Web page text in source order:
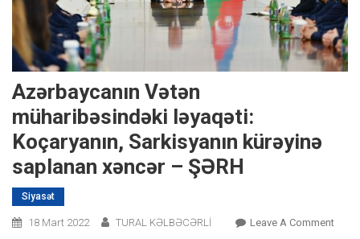
Azərbaycanın Vətən
müharibəsindəki ləyaqəti:
Koçaryanın, Sarkisyanın kürəyinə
saplanan xəncər – ŞƏRH
Siyasət
18 Mart 2022 TURAL KƏLBƏCƏRLİ Leave A CommentOn